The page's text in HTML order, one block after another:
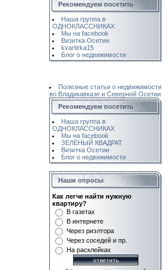
Рекомендуем посетить
Наша группа в
ОДНОКЛАССНИКАХ
Мы на facebook
Визитка Осетии
kvartirka15
Блог о недвижимости
Полезные статьи о недвижимости
во Владикавказе и Северной Осетии
Рекомендуем посетить
Наша группа в
ОДНОКЛАССНИКАХ
Мы на facebook
ЗЕЛЁНЫЙ КВАДРАТ
Визитка Осетии
Блог о недвижимости
Наши опросы
Как легче найти нужную
квартиру?
В газетах
В интернете
Через риэлтора
Через соседей и пр.
На расклейках